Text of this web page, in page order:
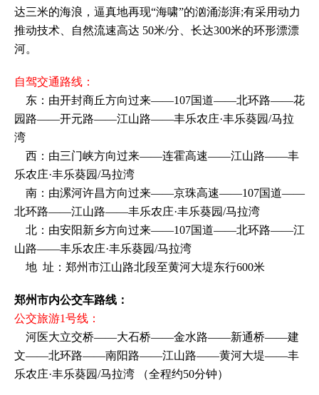
达三米的海浪，逼真地再现“海啸”的汹涌澎湃;有采用动力
推动技术、自然流速高达 50米/分、长达300米的环形漂漂
河。
自驾交通路线：
东：由开封商丘方向过来——107国道——北环路——花
园路——开元路——江山路——丰乐农庄·丰乐葵园/马拉
湾
西：由三门峡方向过来——连霍高速——江山路——丰
乐农庄·丰乐葵园/马拉湾
南：由漯河许昌方向过来——京珠高速——107国道——
北环路——江山路——丰乐农庄·丰乐葵园/马拉湾
北：由安阳新乡方向过来——107国道——北环路——江
山路——丰乐农庄·丰乐葵园/马拉湾
地 址：郑州市江山路北段至黄河大堤东行600米
郑州市内公交车路线：
公交旅游1号线：
河医大立交桥——大石桥——金水路——新通桥——建
文——北环路——南阳路——江山路——黄河大堤——丰
乐农庄·丰乐葵园/马拉湾 （全程约50分钟）